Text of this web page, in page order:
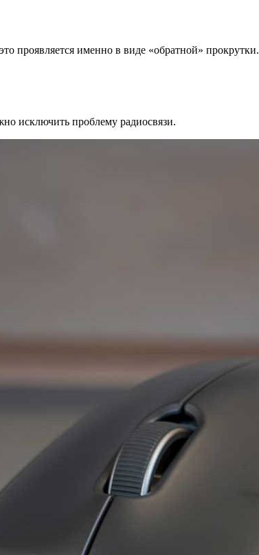
проявляется именно в виде «обратной» прокрутки.
исключить проблему радиосвязи.